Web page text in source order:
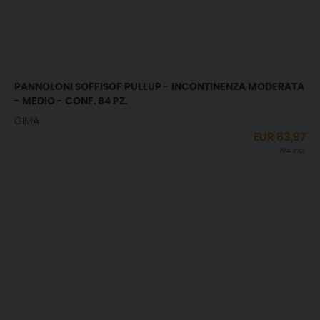
PANNOLONI SOFFISOF PULLUP - INCONTINENZA MODERATA
- MEDIO - CONF. 84 PZ.
GIMA
EUR 83,97
IVA incl.